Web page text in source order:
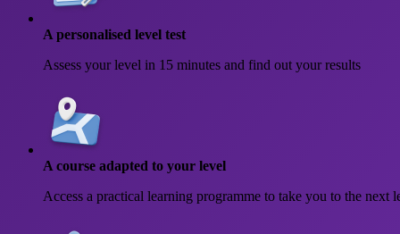
A personalised level test
Assess your level in 15 minutes and find out your results
A course adapted to your level
Access a practical learning programme to take you to the next